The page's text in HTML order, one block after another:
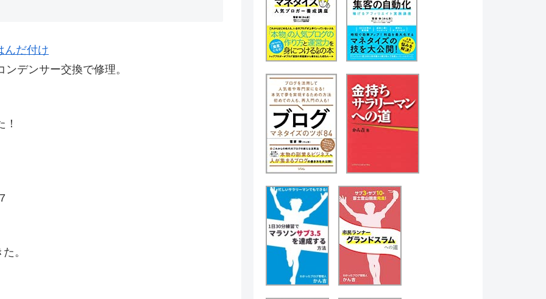
だ付け
デンサー交換で修理。
。